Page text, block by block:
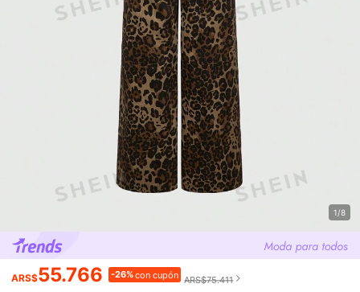
1/8
ARS$55.766 -26%con cupón ARS$75.411